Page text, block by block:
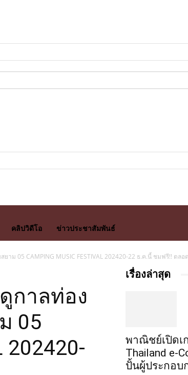
คลิปวิดีโอ ข่าวประชาสัมพันธ์
าม 05 CAMPING MUSIC FESTIVAL 202420-22 ธ.ค.นี้ ชมฟรี!! ตลอ
กาลท่อง
05
202420-
เรื่องล่าสุด
พาณิชย์เปิดเ
Thailand e-
ปั้นผู้ประกอบ